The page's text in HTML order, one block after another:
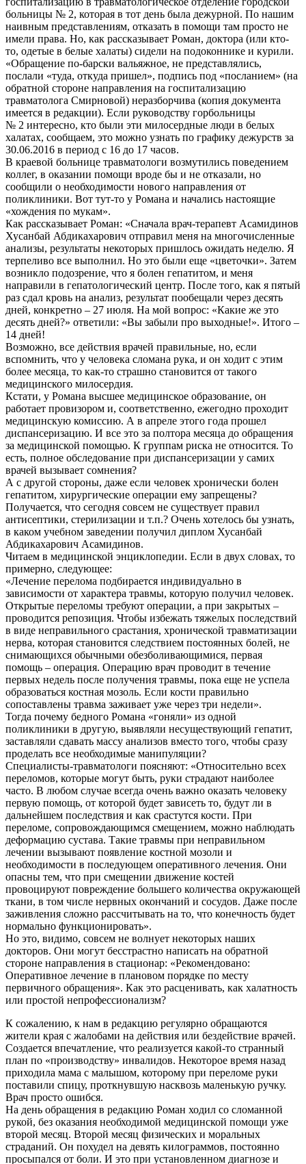
больницы № 2, которая в тот день была дежурной. По нашим
наивным представлениям, отказать в помощи там просто не
имели права. Но, как рассказывает Роман, доктора (или кто-
то, одетые в белые халаты) сидели на подоконнике и курили.
«Обращение по-барски вальяжное, не представлялись,
послали «туда, откуда пришел», подпись под «посланием» (на
обратной стороне направления на госпитализацию
травматолога Смирновой) неразборчива (копия документа
имеется в редакции). Если руководству горбольницы
№ 2 интересно, кто были эти милосердные люди в белых
халатах, сообщаем, это можно узнать по графику дежурств за
30.06.2016 в период с 16 до 17 часов.
В краевой больнице травматологи возмутились поведением
коллег, в оказании помощи вроде бы и не отказали, но
сообщили о необходимости нового направления от
поликлиники. Вот тут-то у Романа и начались настоящие
«хождения по мукам».
Как рассказывает Роман: «Сначала врач-терапевт Асамидинов
Хусанбай Абдикахарович отправил меня на многочисленные
анализы, результаты некоторых пришлось ожидать неделю. Я
терпеливо все выполнил. Но это были еще «цветочки». Затем
возникло подозрение, что я болен гепатитом, и меня
направили в гепатологический центр. После того, как я пятый
раз сдал кровь на анализ, результат пообещали через десять
дней, конкретно – 27 июля. На мой вопрос: «Какие же это
десять дней?» ответили: «Вы забыли про выходные!». Итого –
14 дней!
Возможно, все действия врачей правильные, но, если
вспомнить, что у человека сломана рука, и он ходит с этим
более месяца, то как-то страшно становится от такого
медицинского милосердия.
Кстати, у Романа высшее медицинское образование, он
работает провизором и, соответственно, ежегодно проходит
медицинскую комиссию. А в апреле этого года прошел
диспансеризацию. И все это за полтора месяца до обращения
за медицинской помощью. К группам риска не относится. То
есть, полное обследование при диспансеризации у самих
врачей вызывает сомнения?
А с другой стороны, даже если человек хронически болен
гепатитом, хирургические операции ему запрещены?
Получается, что сегодня совсем не существует правил
антисептики, стерилизации и т.п.? Очень хотелось бы узнать,
в каком учебном заведении получил диплом Хусанбай
Абдикахарович Асамидинов.
Читаем в медицинской энциклопедии. Если в двух словах, то
примерно, следующее:
«Лечение перелома подбирается индивидуально в
зависимости от характера травмы, которую получил человек.
Открытые переломы требуют операции, а при закрытых –
проводится репозиция. Чтобы избежать тяжелых последствий
в виде неправильного срастания, хронической травматизации
нерва, которая становится следствием постоянных болей, не
снимающихся обычными обезболивающимися, первая
помощь – операция. Операцию врач проводит в течение
первых недель после получения травмы, пока еще не успела
образоваться костная мозоль. Если кости правильно
сопоставлены травма заживает уже через три недели».
Тогда почему бедного Романа «гоняли» из одной
поликлиники в другую, выявляли несуществующий гепатит,
заставляли сдавать массу анализов вместо того, чтобы сразу
проделать все необходимые манипуляции?
Специалисты-травматологи поясняют: «Относительно всех
переломов, которые могут быть, руки страдают наиболее
часто. В любом случае всегда очень важно оказать человеку
первую помощь, от которой будет зависеть то, будут ли в
дальнейшем последствия и как срастутся кости. При
переломе, сопровождающимся смещением, можно наблюдать
деформацию сустава. Такие травмы при неправильном
лечении вызывают появление костной мозоли и
необходимости в последующем оперативного лечения. Они
опасны тем, что при смещении движение костей
провоцируют повреждение большего количества окружающей
ткани, в том числе нервных окончаний и сосудов. Даже после
заживления сложно рассчитывать на то, что конечность будет
нормально функционировать».
Но это, видимо, совсем не волнует некоторых наших
докторов. Они могут бесстрастно написать на обратной
стороне направления в стационар: «Рекомендовано:
Оперативное лечение в плановом порядке по месту
первичного обращения». Как это расценивать, как халатность
или простой непрофессионализм?
К сожалению, к нам в редакцию регулярно обращаются
жители края с жалобами на действия или бездействие врачей.
Создается впечатление, что реализуется какой-то странный
план по «производству» инвалидов. Некоторое время назад
приходила мама с малышом, которому при переломе руки
поставили спицу, проткнувшую насквозь маленькую ручку.
Врач просто ошибся.
На день обращения в редакцию Роман ходил со сломанной
рукой, без оказания необходимой медицинской помощи уже
второй месяц. Второй месяц физических и моральных
страданий. Он похудел на девять килограммов, постоянно
просыпался от боли. И это при установленном диагнозе и